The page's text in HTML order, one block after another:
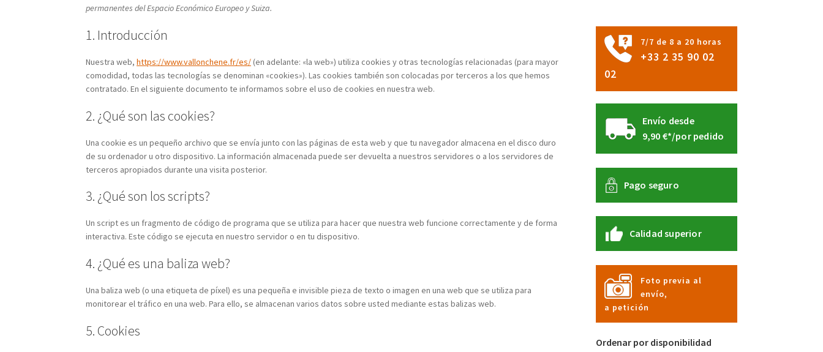
permanentes del Espacio Económico Europeo y Suiza.
1. Introducción
Nuestra web,https://www.vallonchene.fr/es/ (en adelante: «la web») utiliza cookies y otras tecnologías relacionadas (para mayor
comodidad, todas las tecnologías se denominan «cookies»). Las cookies también son colocadas por terceros a los que hemos
contratado. En el siguiente documento te informamos sobre el uso de cookies en nuestra web.
2. ¿Qué son las cookies?
Una cookie es un pequeño archivo que se envía junto con las páginas de esta web y que tu navegador almacena en el disco duro
de su ordenador u otro dispositivo. La información almacenada puede ser devuelta a nuestros servidores o a los servidores de
terceros apropiados durante una visita posterior.
3. ¿Qué son los scripts?
Un script es un fragmento de código de programa que se utiliza para hacer que nuestra web funcione correctamente y de forma
interactiva. Este código se ejecuta en nuestro servidor o en tu dispositivo.
4. ¿Qué es una baliza web?
Una baliza web (o una etiqueta de píxel) es una pequeña e invisible pieza de texto o imagen en una web que se utiliza para
monitorear el tráfico en una web. Para ello, se almacenan varios datos sobre usted mediante estas balizas web.
5. Cookies
7/7 de 8 a 20 horas
+33 2 35 90 02
02
Envío desde
9,90 €*/por pedido
Pago seguro
Calidad superior
Foto previa al
envío,
a petición
Ordenar por disponibilidad